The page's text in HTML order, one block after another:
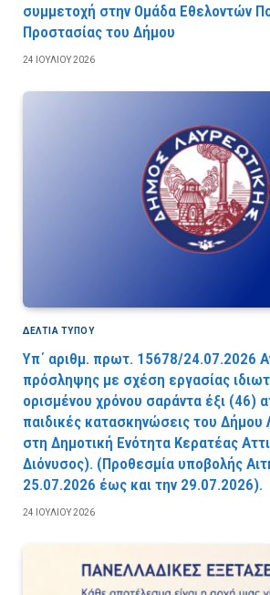
συμμετοχή στην Ομάδα Εθελοντών
Προστασίας του Δήμου
24 ΙΟΥΛΊΟΥ 2026
ΔΕΛΤΙΑ ΤΥΠΟΥ
Υπ΄ αριθμ. πρωτ. 15678/24.07.2026
πρόσληψης με σχέση εργασίας
ορισμένου χρόνου σαράντα έξι (46)
παιδικές κατασκηνώσεις του Δήμου
στη Δημοτική Ενότητα Κερατέας
Διόνυσος). (Προθεσμία υποβολής
25.07.2026 έως και την 29.07.2026).
24 ΙΟΥΛΊΟΥ 2026